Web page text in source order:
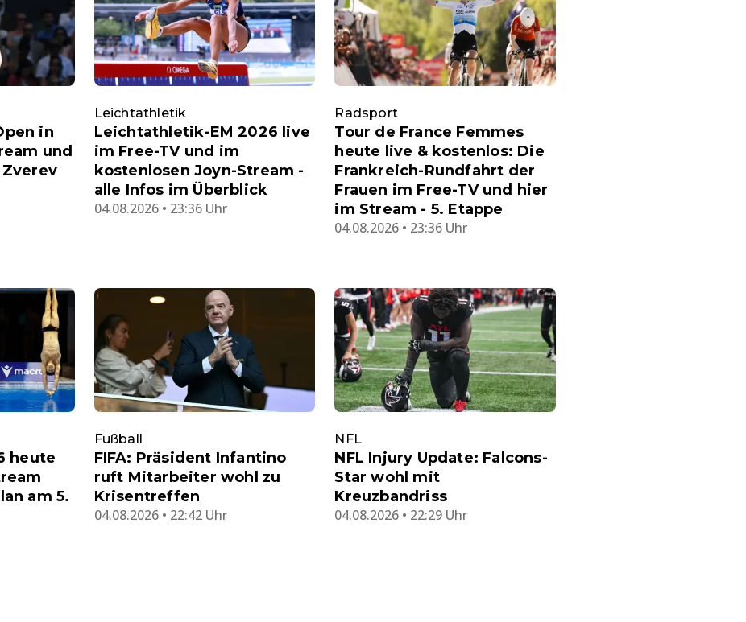
in
und
Leichtathletik
Leichtathletik-EM 2026 live
im Free-TV und im
kostenlosen Joyn-Stream -
alle Infos im Überblick
04.08.2026 • 23:36 Uhr
Radsport
Tour de France Femmes
heute live & kostenlos: Die
Frankreich-Rundfahrt der
Frauen im Free-TV und hier
im Stream - 5. Etappe
04.08.2026 • 23:36 Uhr
heute
am 5.
Fußball
FIFA: Präsident Infantino
ruft Mitarbeiter wohl zu
Krisentreffen
04.08.2026 • 22:42 Uhr
NFL
NFL Injury Update: Falcons-
Star wohl mit
Kreuzbandriss
04.08.2026 • 22:29 Uhr